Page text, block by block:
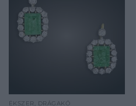
ÉKSZER, DRÁGAKŐ